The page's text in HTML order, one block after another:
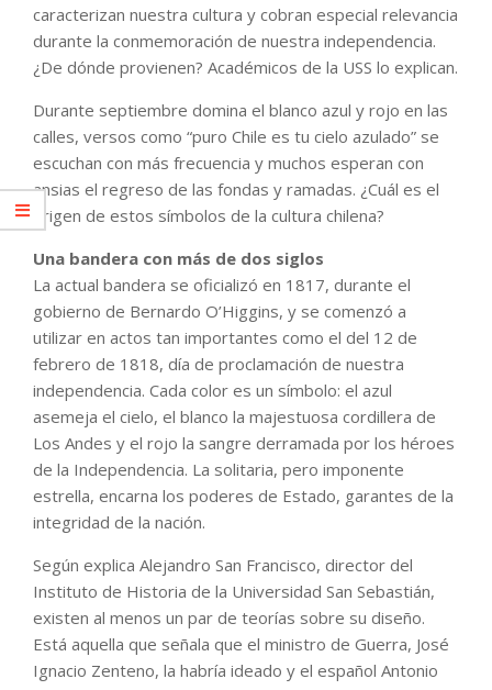
caracterizan nuestra cultura y cobran especial relevancia
durante la conmemoración de nuestra independencia.
¿De dónde provienen? Académicos de la USS lo explican.
Durante septiembre domina el blanco azul y rojo en las
calles, versos como “puro Chile es tu cielo azulado” se
escuchan con más frecuencia y muchos esperan con
ansias el regreso de las fondas y ramadas. ¿Cuál es el
origen de estos símbolos de la cultura chilena?
Una bandera con más de dos siglos
La actual bandera se oficializó en 1817, durante el
gobierno de Bernardo O’Higgins, y se comenzó a
utilizar en actos tan importantes como el del 12 de
febrero de 1818, día de proclamación de nuestra
independencia. Cada color es un símbolo: el azul
asemeja el cielo, el blanco la majestuosa cordillera de
Los Andes y el rojo la sangre derramada por los héroes
de la Independencia. La solitaria, pero imponente
estrella, encarna los poderes de Estado, garantes de la
integridad de la nación.
Según explica Alejandro San Francisco, director del
Instituto de Historia de la Universidad San Sebastián,
existen al menos un par de teorías sobre su diseño.
Está aquella que señala que el ministro de Guerra, José
Ignacio Zenteno, la habría ideado y el español Antonio